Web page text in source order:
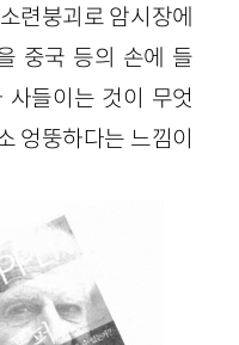
련붕괴로 암시장에
중국 등의 손에 들
사들이는 것이 무엇
엉뚱하다는 느낌이